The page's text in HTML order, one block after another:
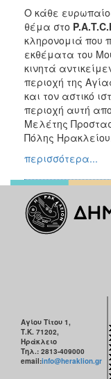
Ο κάθε
θέμα στο
κληρονομιά που
εκθέματα του
κινητά
περιοχή της
και τον αστικό
περιοχή αυτή
Μελέτης
Πόλης
περισσότερα...
Αγίου Τίτου 1,
Τ.Κ. 71202,
Ηράκλειο
Τηλ.: 2813-409000
email:info@heraklion.gr